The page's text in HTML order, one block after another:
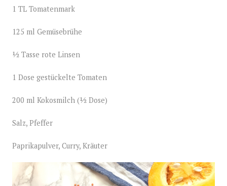
1 TL Tomatenmark
125 ml Gemüsebrühe
½ Tasse rote Linsen
1 Dose gestückelte Tomaten
200 ml Kokosmilch (½ Dose)
Salz, Pfeffer
Paprikapulver, Curry, Kräuter